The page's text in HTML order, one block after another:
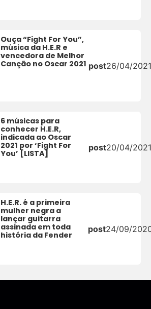
Ouça “Fight For You”,
música da H.E.R e
vencedora de Melhor
Canção no Oscar 2021 post26/04/
6 músicas para
conhecer H.E.R,
indicada ao Oscar
2021 por ‘Fight For
You’ [LISTA]
post20/04/
H.E.R. é a primeira
mulher negra a
lançar guitarra
assinada em toda
história da Fender
post24/09/